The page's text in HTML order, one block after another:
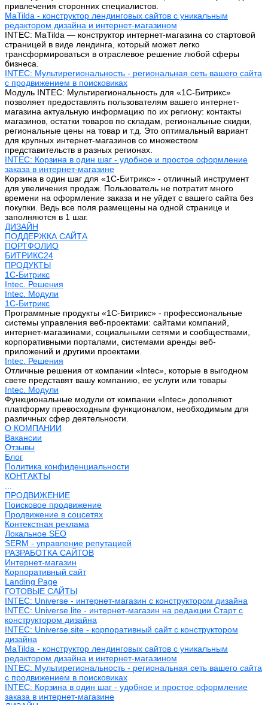
привлечения сторонних специалистов.
MaTilda - конструктор лендинговых сайтов с уникальным
редактором дизайна и интернет-магазином
INTEC: MaTilda — конструктор интернет-магазина со стартовой
страницей в виде лендинга, который может легко
трансформироваться в отраслевое решение любой сферы
бизнеса.
INTEC: Мультирегиональность - региональная сеть вашего сайта
с продвижением в поисковиках
Модуль INTEC: Мультирегиональность для «1С-Битрикс»
позволяет предоставлять пользователям вашего интернет-
магазина актуальную информацию по их региону: контакты
магазинов, остатки товаров по складам, региональные скидки,
региональные цены на товар и т.д. Это оптимальный вариант
для крупных интернет-магазинов со множеством
представительств в разных регионах.
INTEC: Корзина в один шаг - удобное и простое оформление
заказа в интернет-магазине
Корзина в один шаг для «1С-Битрикс» - отличный инструмент
для увеличения продаж. Пользователь не потратит много
времени на оформление заказа и не уйдет с вашего сайта без
покупки. Ведь все поля размещены на одной странице и
заполняются в 1 шаг.
ДИЗАЙН
ПОДДЕРЖКА САЙТА
ПОРТФОЛИО
БИТРИКС24
ПРОДУКТЫ
1С-Битрикс
Intec. Решения
Intec. Модули
1С-Битрикс
Программные продукты «1С-Битрикс» - профессиональные
системы управления веб-проектами: сайтами компаний,
интернет-магазинами, социальными сетями и сообществами,
корпоративными порталами, системами аренды веб-
приложений и другими проектами.
Intec. Решения
Отличные решения от компании «Intec», которые в выгодном
свете представят вашу компанию, ее услуги или товары
Intec. Модули
Функциональные модули от компании «Intec» дополняют
платформу превосходным функционалом, необходимым для
различных сфер деятельности.
О КОМПАНИИ
Вакансии
Отзывы
Блог
Политика конфиденциальности
КОНТАКТЫ
ПРОДВИЖЕНИЕ
Поисковое продвижение
Продвижение в соцсетях
Контекстная реклама
Локальное SEO
SERM - управление репутацией
РАЗРАБОТКА САЙТОВ
Интернет-магазин
Корпоративный сайт
Landing Page
ГОТОВЫЕ САЙТЫ
INTEC: Universe - интернет-магазин с конструктором дизайна
INTEC: Universe.lite - интернет-магазин на редакции Старт с
конструктором дизайна
INTEC: Universe.site - корпоративный сайт с конструктором
дизайна
MaTilda - конструктор лендинговых сайтов с уникальным
редактором дизайна и интернет-магазином
INTEC: Мультирегиональность - региональная сеть вашего сайта
с продвижением в поисковиках
INTEC: Корзина в один шаг - удобное и простое оформление
заказа в интернет-магазине